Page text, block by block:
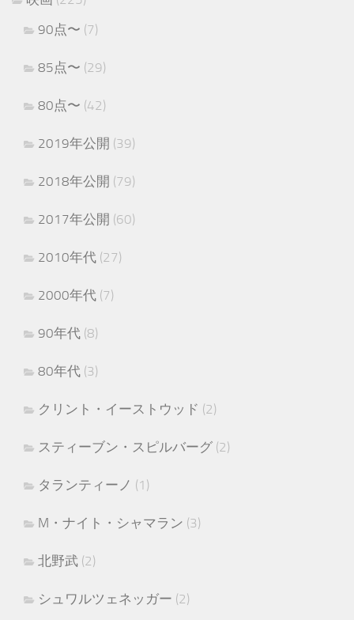
90点〜 (7)
85点〜 (29)
80点〜 (42)
2019年公開 (39)
2018年公開 (79)
2017年公開 (60)
2010年代 (27)
2000年代 (7)
90年代 (8)
80年代 (3)
クリント・イーストウッド (2)
スティーブン・スピルバーグ (2)
タランティーノ (1)
M・ナイト・シャマラン (3)
北野武 (2)
シュワルツェネッガー (2)